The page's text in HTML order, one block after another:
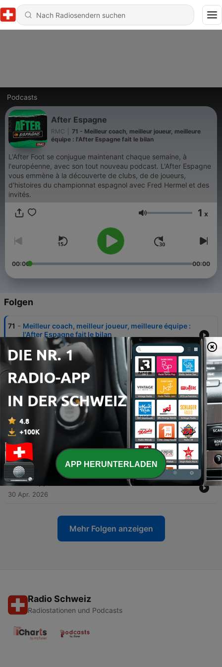
Podcasts
After Espagne
RMC
71 - Meilleur coach, meilleur joueur, meilleure
équipe : l'After Espagne fait le bilan
L'After Foot se conjugue maintenant chaque semaine, à
l'européenne, avec son tout nouveau podcast. L'After Espagne
vous emmène à la découverte de clubs, de de joueurs,
d'histoires du championnat espagnol avec Fred Hermel et des
invités.
Lautstärke 1 x
00:00 00:00
Folgen
71 - Meilleur coach, meilleur joueur, meilleure équipe :
l'After Espagne fait le bilan
70
Robert Lewandowski est-il une légende du FC
Barcelone ?
22 Mai 2026
69 -
Guerre ouverte entre Mbappé et Arbeloa, le
président Pérez en difficulté : le cauchemar
continue au Real Madrid
15 Mai 2026
68 - Implosion au Real : que va-t-il se passer ?
Fri, 8 May 2026 16:01:32 +0000
67 - Mbappé a-t-il raté sa saison au Real Madrid ?
30 Apr. 2026
Mehr Folgen anzeigen
Radio Schweiz
Radiostationen und Podcasts
APP HERUNTERLADEN